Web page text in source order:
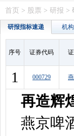
首页 > 股票 > 研报 >
研报指标速递 机
序号 证券代码
1 000729
再造辉
燕京啤